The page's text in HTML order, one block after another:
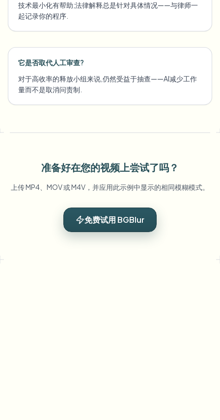
技术最小化有帮助;法律解释总是针对具体情况——与律师一
起记录你的程序.
它是否取代人工审查?
对于高收率的释放小组来说,仍然受益于抽查——AI减少工作
量而不是取消问责制.
准备好在您的视频上尝试了吗？
上传 MP4、MOV 或 M4V，并应用此示例中显示的相同模糊模式。
免费试用 BGBlur